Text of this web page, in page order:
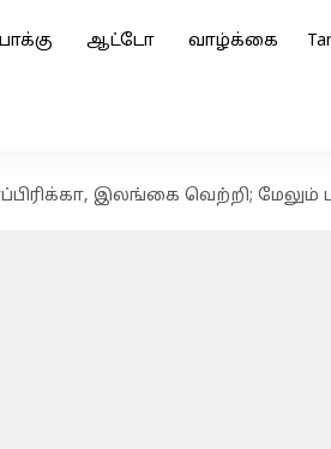
ஆட்டோ வாழ்க்கை
இலங்கை வெற்றி; மேலும் பல